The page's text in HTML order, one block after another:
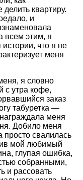
квартиру.
и
всем этим, я
что я не
меня
я словно
с утра кофе,
заказ
табуретка —
меня
Добило меня
свалилась
мой любимый
глупая ошибка,
собранными,
и рассовать